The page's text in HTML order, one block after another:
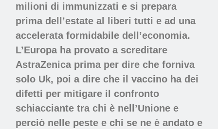
milioni di immunizzati e si prepara
prima dell’estate al liberi tutti e ad una
accelerata formidabile dell’economia.
L’Europa ha provato a screditare
AstraZenica prima per dire che forniva
solo Uk, poi a dire che il vaccino ha dei
difetti per mitigare il confronto
schiacciante tra chi è nell’Unione e
perciò nelle peste e chi se ne è andato e